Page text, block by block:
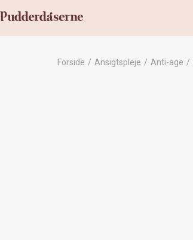
Forside / Ansigtspleje / Anti-age /